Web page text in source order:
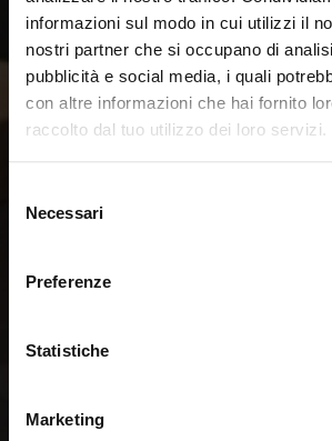
informazioni sul modo in cui utilizzi il
nostri partner che si occupano di
pubblicità e social media, i quali
con altre informazioni che hai fornito
raccolto dal tuo utilizzo dei loro servizi.
delNecessari
Preferenze
Statistiche
Marketing